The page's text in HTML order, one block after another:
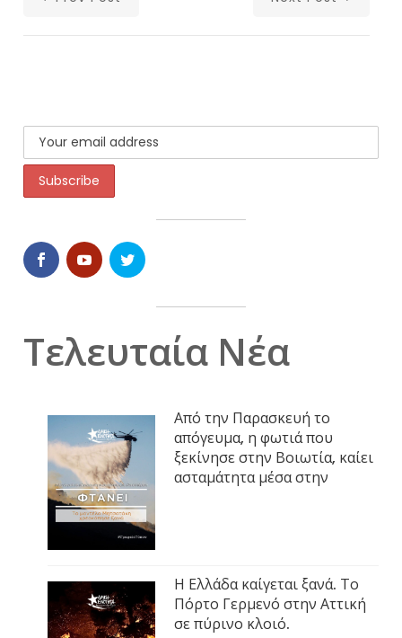
Τελευταία Νέα
Από την Παρασκευή το
απόγευμα, η φωτιά που
ξεκίνησε στην Βοιωτία, καίει
ασταμάτητα μέσα στην
Η Ελλάδα καίγεται ξανά. Το
Πόρτο Γερμενό στην Αττική
σε πύρινο κλοιό.